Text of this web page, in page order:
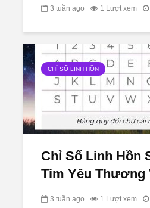
3 tuần ago 1 Lượt xem
CHỈ SỐ LINH HỒN
Chỉ Số Linh Hồn
Tim Yêu Thương
3 tuần ago 1 Lượt xem